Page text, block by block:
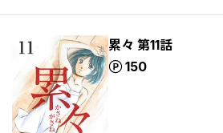
累々 第11話
150
ポイント